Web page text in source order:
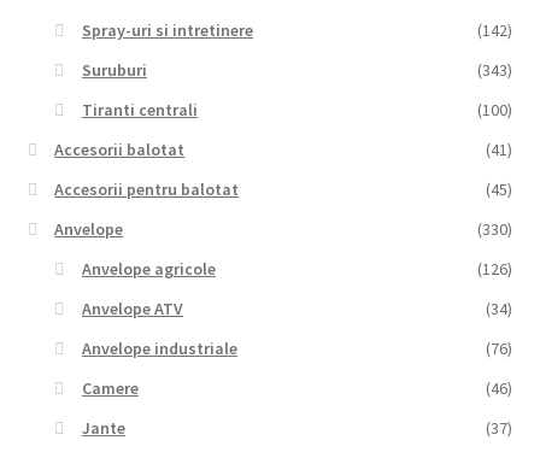
Spray-uri si intretinere
(142)
Suruburi
(343)
Tiranti centrali
(100)
Accesorii balotat
(41)
Accesorii pentru balotat
(45)
Anvelope
(330)
Anvelope agricole
(126)
Anvelope ATV
(34)
Anvelope industriale
(76)
Camere
(46)
Jante
(37)